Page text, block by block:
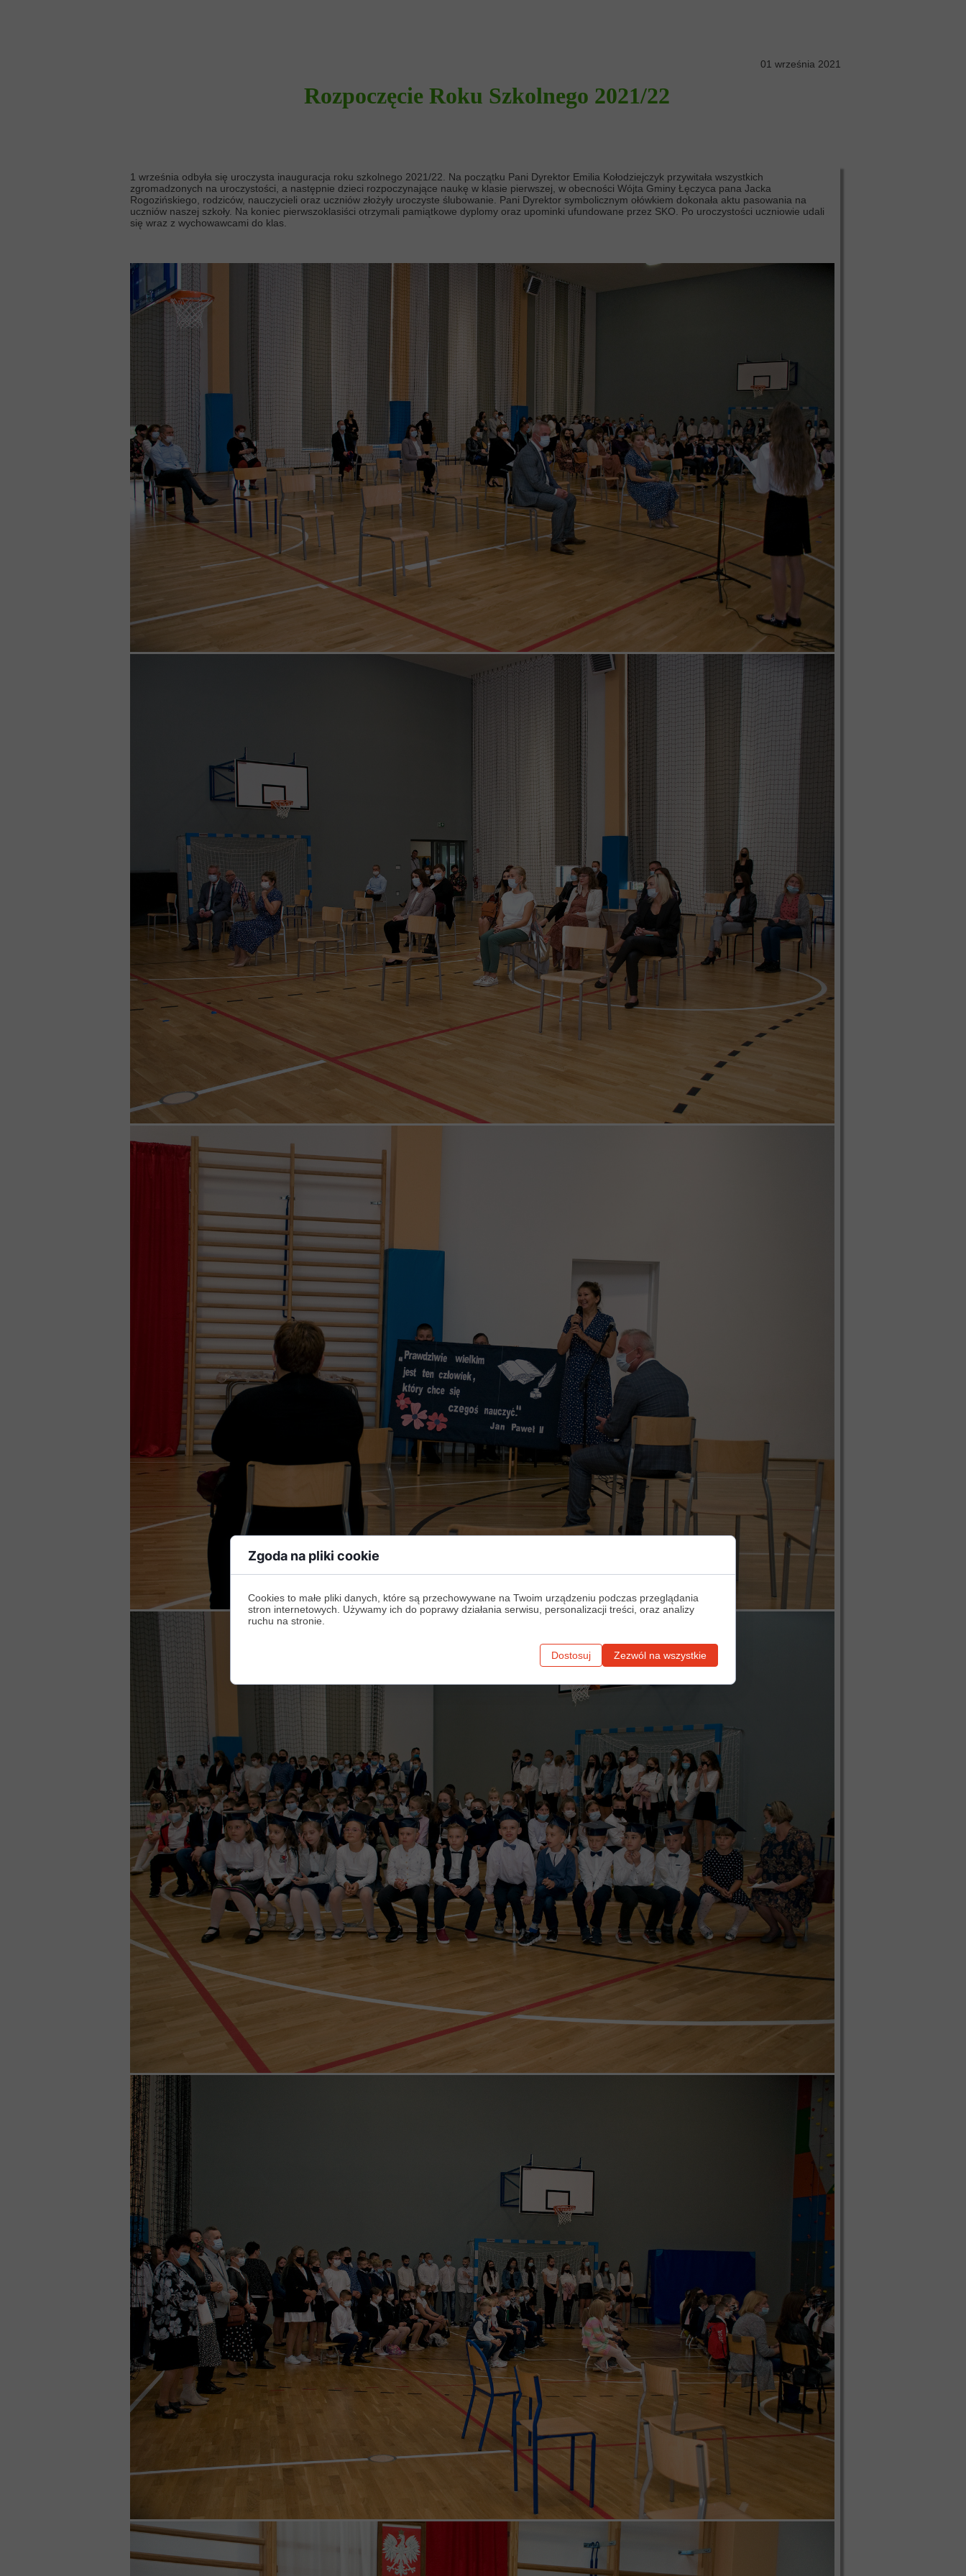
01 września 2021
1 września odbyła się uroczysta inauguracja roku szkolnego 2021/22. Na początku Pani Dyrektor Emilia Kołodziejczyk przywitała wszystkich
zgromadzonych na uroczystości, a następnie dzieci rozpoczynające naukę w klasie pierwszej, w obecności Wójta Gminy Łęczyca pana Jacka
Rogozińskiego, rodziców, nauczycieli oraz uczniów złożyły uroczyste ślubowanie. Pani Dyrektor symbolicznym ołówkiem dokonała aktu pasowania na
uczniów naszej szkoły. Na koniec pierwszoklasiści otrzymali pamiątkowe dyplomy oraz upominki ufundowane przez SKO. Po uroczystości uczniowie udali
się wraz z wychowawcami do klas.
Rozpoczęcie Roku Szkolnego 2021/22
Zgoda na pliki cookie
Cookies to małe pliki danych, które są przechowywane na Twoim urządzeniu podczas przeglądania
stron internetowych. Używamy ich do poprawy działania serwisu, personalizacji treści, oraz analizy
ruchu na stronie.
Dostosuj Zezwól na wszystkie